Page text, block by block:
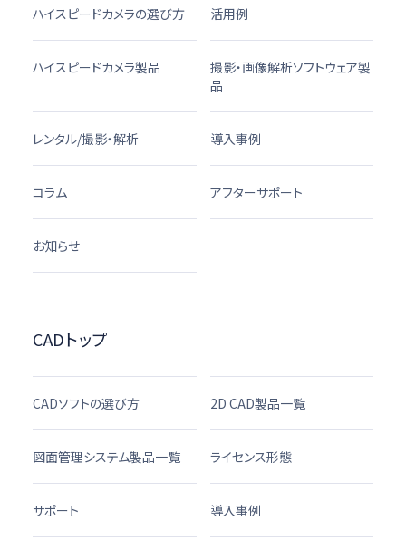
ハイスピードカメラの選び方 活用例
ハイスピードカメラ製品
撮影・画像解析ソフトウェア製
品
レンタル/撮影・解析 導入事例
コラム アフターサポート
お知らせ
CADトップ
CADソフトの選び方 2D CAD製品一覧
図面管理システム製品一覧 ライセンス形態
サポート 導入事例